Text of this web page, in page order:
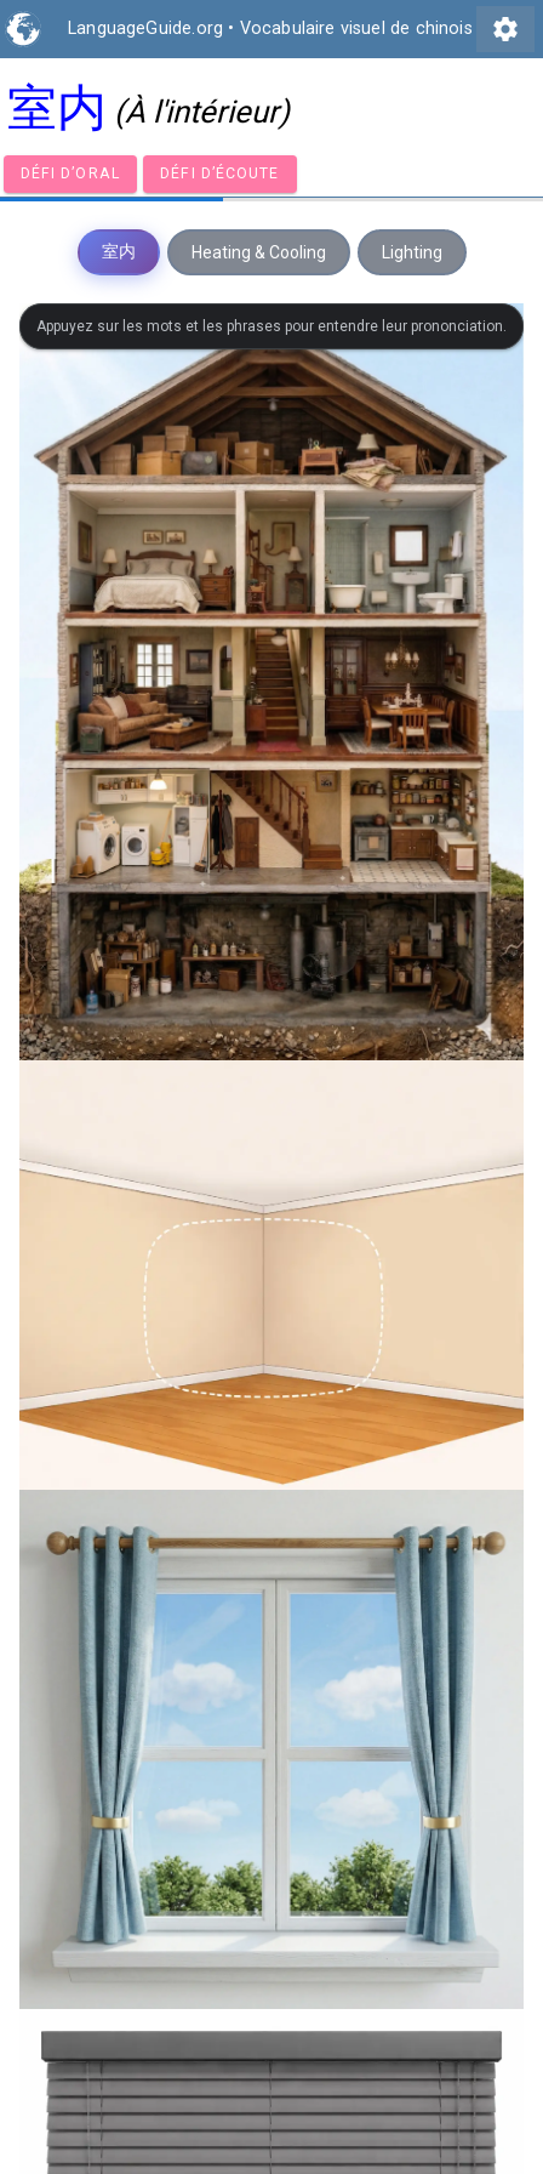
LanguageGuide.org • Vocabulaire visuel de chinois settings
室内 (À l'intérieur)
DÉFI D’ORAL DÉFI D’ÉCOUTE
室内 Heating & Cooling Lighting
Appuyez sur les mots et les phrases pour entendre leur prononciation.